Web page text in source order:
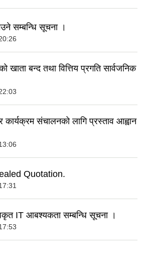
सम्बन्धि सूचना ।
बन्द तथा वित्तिय प्रगति सार्वजनिक
कार्यक्रम संचालनको लागि प्रस्ताव आह्वान
Quotation.
IT आबश्यकता सम्बन्धि सूचना ।